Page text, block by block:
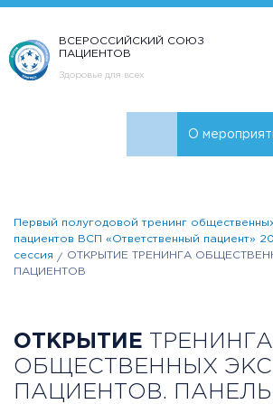
ВСЕРОССИЙСКИЙ СОЮЗ
ПАЦИЕНТОВ
Здоровье для всех
О
Первый полугодовой тренинг
пациентов ВСП «Ответственный пациент»
сессия
ОТКРЫТИЕ ТРЕНИНГА
ПАЦИЕНТОВ
ОТКРЫТИЕ ТРЕНИНГА
ОБЩЕСТВЕННЫХ
ПАЦИЕНТОВ.